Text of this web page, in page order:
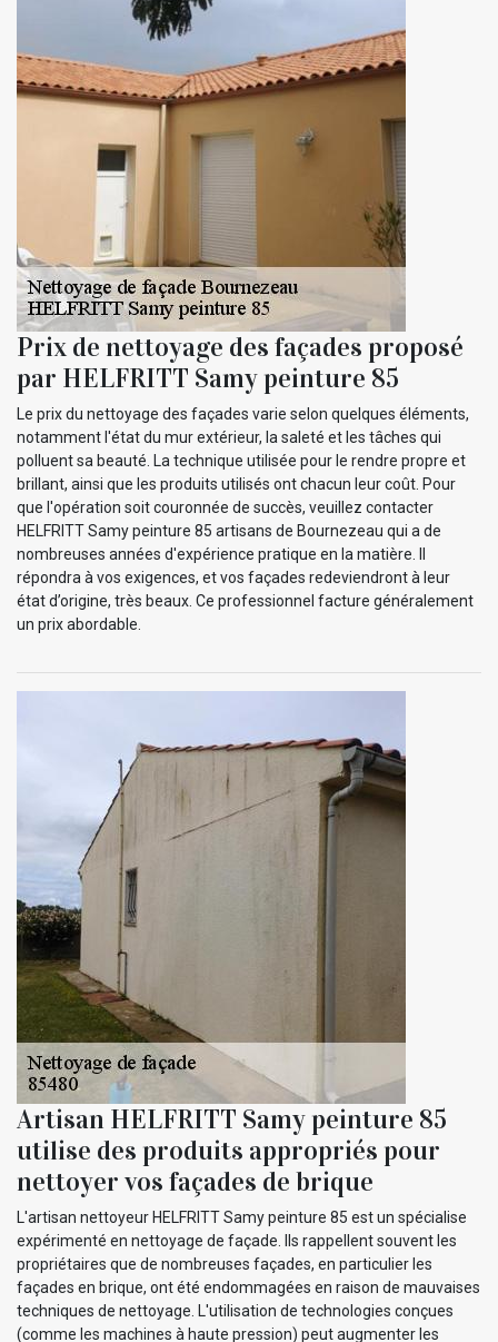
Prix de nettoyage des façades proposé
par HELFRITT Samy peinture 85
Le prix du nettoyage des façades varie selon quelques éléments,
notamment l'état du mur extérieur, la saleté et les tâches qui
polluent sa beauté. La technique utilisée pour le rendre propre et
brillant, ainsi que les produits utilisés ont chacun leur coût. Pour
que l'opération soit couronnée de succès, veuillez contacter
HELFRITT Samy peinture 85 artisans de Bournezeau qui a de
nombreuses années d'expérience pratique en la matière. Il
répondra à vos exigences, et vos façades redeviendront à leur
état d’origine, très beaux. Ce professionnel facture généralement
un prix abordable.
Artisan HELFRITT Samy peinture 85
utilise des produits appropriés pour
nettoyer vos façades de brique
L'artisan nettoyeur HELFRITT Samy peinture 85 est un spécialise
expérimenté en nettoyage de façade. Ils rappellent souvent les
propriétaires que de nombreuses façades, en particulier les
façades en brique, ont été endommagées en raison de mauvaises
techniques de nettoyage. L'utilisation de technologies conçues
(comme les machines à haute pression) peut augmenter les